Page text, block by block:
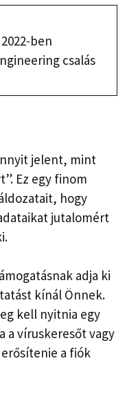
ben
csalás
jelent, mint
Ez egy finom
hogy
jutalomért
adja ki
kínál Önnek.
kell nyitnia egy
a víruskeresőt vagy
a fiók